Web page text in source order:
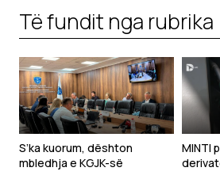
Të fundit nga rubrika
S’ka kuorum, dështon
mbledhja e KGJK-së
MINTI